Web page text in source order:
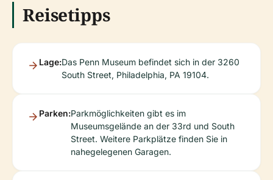
Reisetipps
Lage:Das Penn Museum befindet sich in der 3260
South Street, Philadelphia, PA 19104.
Parken:Parkmöglichkeiten gibt es im
Museumsgelände an der 33rd und South
Street. Weitere Parkplätze finden Sie in
nahegelegenen Garagen.